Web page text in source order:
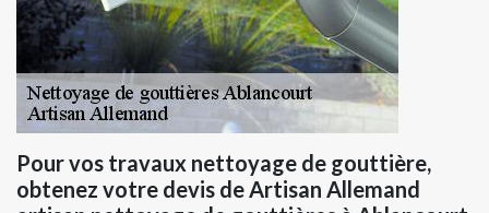
Pour vos travaux nettoyage de gouttière,
obtenez votre devis de Artisan Allemand